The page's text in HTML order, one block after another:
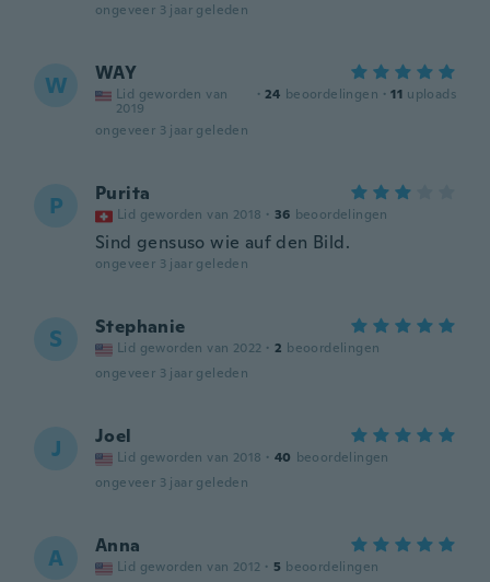
ongeveer 3 jaar geleden
W WAY
Lid geworden van
2019
· 24 beoordelingen · 11 uploads
ongeveer 3 jaar geleden
P Purita
Lid geworden van 2018 · 36 beoordelingen
Sind gensuso wie auf den Bild.
ongeveer 3 jaar geleden
S Stephanie
Lid geworden van 2022 · 2 beoordelingen
ongeveer 3 jaar geleden
J Joel
Lid geworden van 2018 · 40 beoordelingen
ongeveer 3 jaar geleden
A Anna
Lid geworden van 2012 · 5 beoordelingen